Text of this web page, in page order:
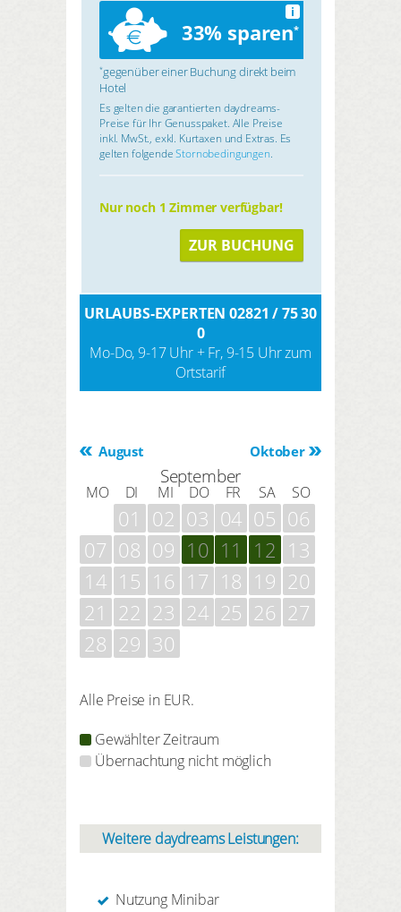
33% sparen*
i
*gegenüber einer Buchung direkt beim
Hotel
Es gelten die garantierten daydreams-
Preise für Ihr Genusspaket. Alle Preise
inkl. MwSt., exkl. Kurtaxen und Extras. Es
gelten folgendeStornobedingungen.
Nur noch 1 Zimmer verfügbar!
ZUR BUCHUNG
URLAUBS-EXPERTEN 02821 / 75 30
0
Mo-Do, 9-17 Uhr + Fr, 9-15 Uhr zum
Ortstarif
Oktober
August
September
MO DI MI DO FR SA SO
01 02 03 04 05 06
07 08 09 10 11 12 13
14 15 16 17 18 19 20
21
22 23 24 25 26 27
28 29 30
Alle Preise in EUR.
Gewählter Zeitraum
Übernachtung nicht möglich
Weitere daydreams Leistungen:
Nutzung Minibar